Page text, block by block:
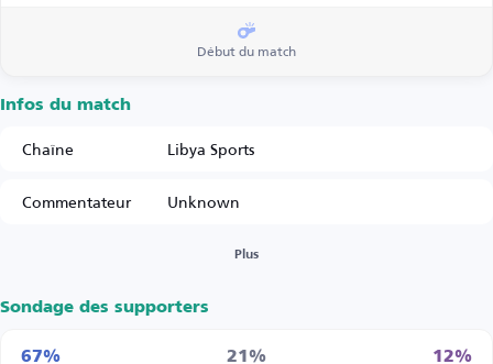
Début du match
Infos du match
Chaîne
Libya Sports
Commentateur
Unknown
Plus
Sondage des supporters
67% 21% 12%